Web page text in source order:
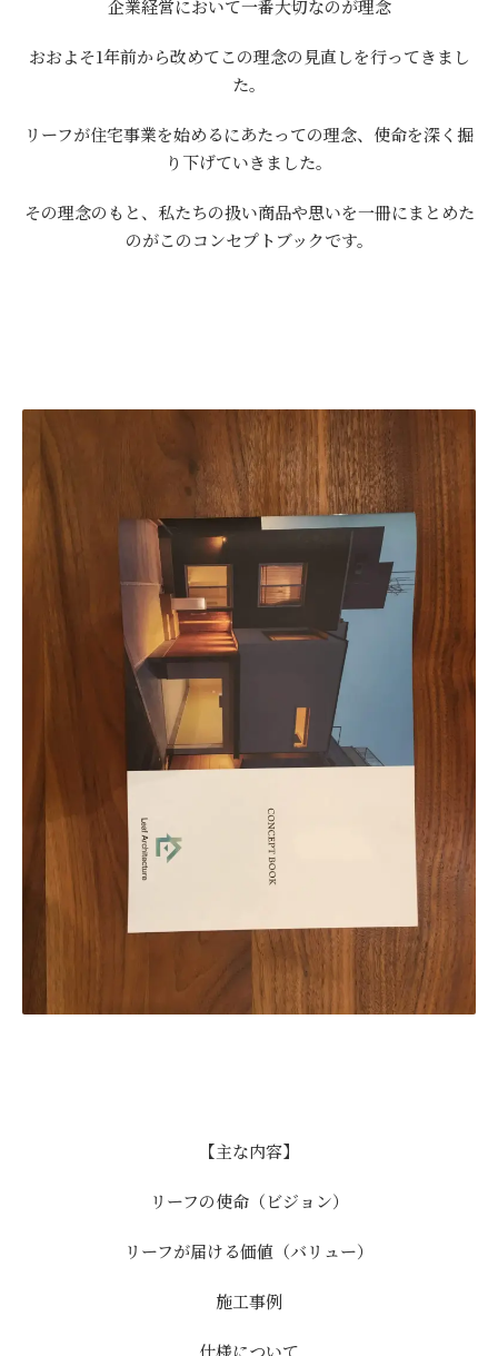
企業経営において一番大切なのが理念
おおよそ1年前から改めてこの理念の見直しを行ってきまし
た。
リーフが住宅事業を始めるにあたっての理念、使命を深く掘
り下げていきました。
その理念のもと、私たちの扱い商品や思いを一冊にまとめた
のがこのコンセプトブックです。
【主な内容】
リーフの使命（ビジョン）
リーフが届ける価値（バリュー）
施工事例
仕様について